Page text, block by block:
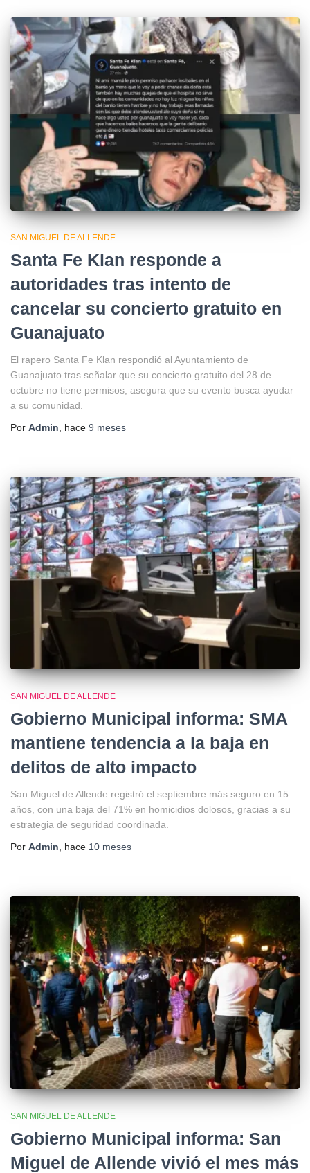
SAN MIGUEL DE ALLENDE
Santa Fe Klan responde a
autoridades tras intento de
cancelar su concierto gratuito en
Guanajuato
El rapero Santa Fe Klan respondió al Ayuntamiento de
Guanajuato tras señalar que su concierto gratuito del 28 de
octubre no tiene permisos; asegura que su evento busca ayudar
a su comunidad.
Por Admin , hace 9 meses
SAN MIGUEL DE ALLENDE
Gobierno Municipal informa: SMA
mantiene tendencia a la baja en
delitos de alto impacto
San Miguel de Allende registró el septiembre más seguro en 15
años, con una baja del 71% en homicidios dolosos, gracias a su
estrategia de seguridad coordinada.
Por Admin, hace 10 meses
SAN MIGUEL DE ALLENDE
Gobierno Municipal informa: San
Miguel de Allende vivió el mes más